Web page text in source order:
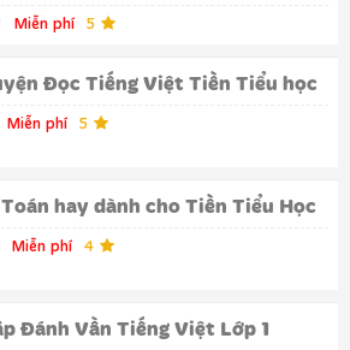
Miễn phí 5
Đọc Tiếng Việt Tiền Tiểu học
Miễn phí 5
hay dành cho Tiền Tiểu Học
Miễn phí 4
Đánh Vần Tiếng Việt Lớp 1